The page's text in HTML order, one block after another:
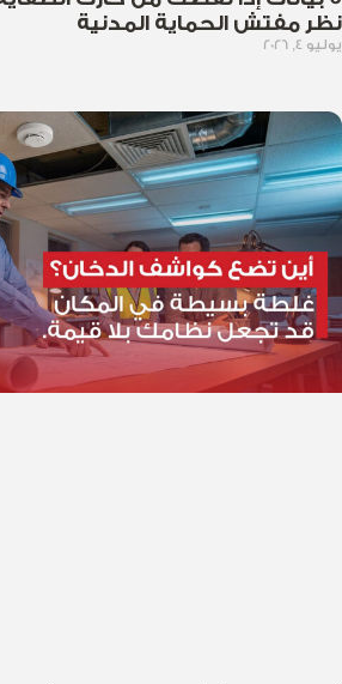
نظر مفتش الحماية المدنية
يوليو 4, 2026